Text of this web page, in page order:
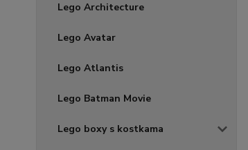
Lego Architecture
Lego Avatar
Lego Atlantis
Lego Batman Movie
Lego boxy s kostkama